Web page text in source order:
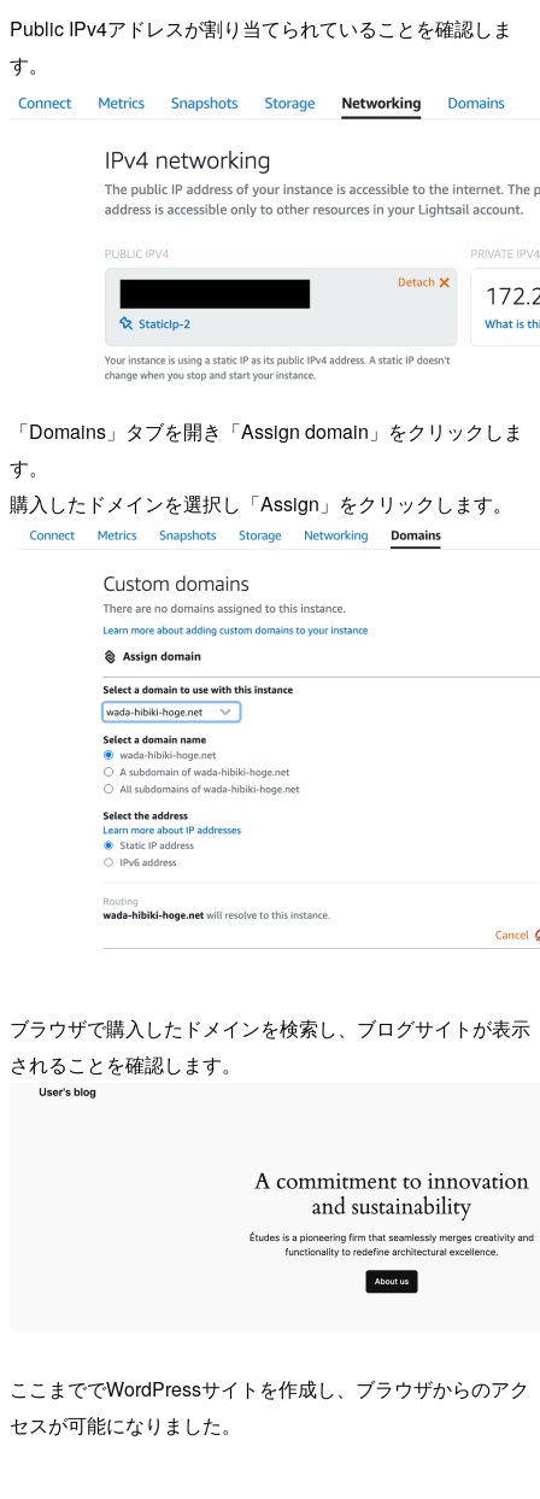
Public IPv4アドレスが割り当てられていることを確認しま
す。
「Domains」タブを開き「Assign domain」をクリックしま
す。
購入したドメインを選択し「Assign」をクリックします。
ブラウザで購入したドメインを検索し、ブログサイトが表示
されることを確認します。
ここまででWordPressサイトを作成し、ブラウザからのアク
セスが可能になりました。